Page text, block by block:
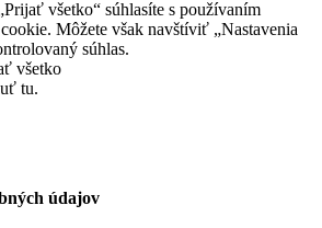
všetko“ súhlasíte s používaním
Môžete však navštíviť „Nastavenia
súhlas.
všetko
tu.
údajov